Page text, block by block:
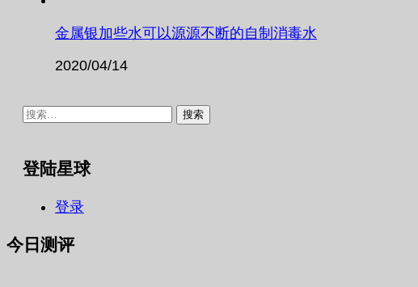
金属银加些水可以源源不断的自制消毒水
2020/04/14
搜
登陆星球
登录
今日测评